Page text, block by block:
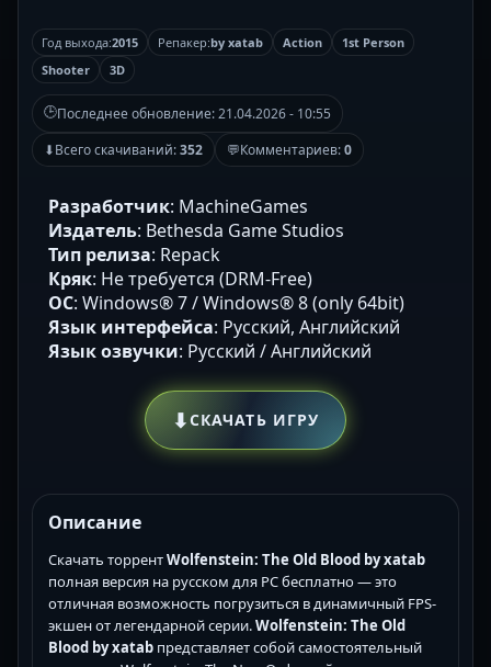
Год выхода:2015 Репакер:by xatab Action
1st Person
Shooter
3D
🕒Последнее обновление:21.04.2026 - 10:55
⬇Всего скачиваний:352 💬Комментариев:0
Разработчик: MachineGames
Издатель: Bethesda Game Studios
Тип релиза: Repack
Кряк: Не требуется (DRM-Free)
ОС: Windows® 7 / Windows® 8 (only 64bit)
Язык интерфейса: Русский, Английский
Язык озвучки: Русский / Английский
⬇СКАЧАТЬ ИГРУ
Описание
Скачать торрентWolfenstein: The Old Blood by xatab
полная версия на русском для PC бесплатно — это
отличная возможность погрузиться в динамичный FPS-
экшен от легендарной серии.Wolfenstein: The Old
Blood by xatab представляет собой самостоятельный